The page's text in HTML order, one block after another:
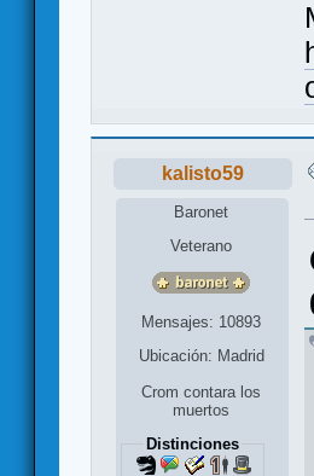
kalisto59
Baronet
Veterano
Mensajes: 10893
Ubicación: Madrid
Crom contara los
muertos
Distinciones